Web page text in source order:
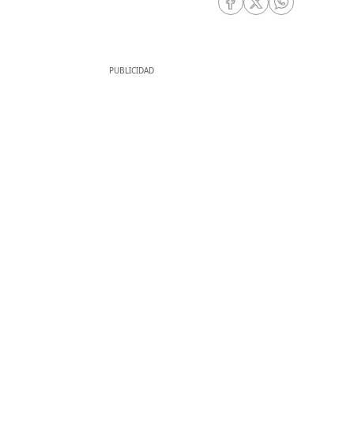
RRSS Facebook
RRSS Twitter
RRSS